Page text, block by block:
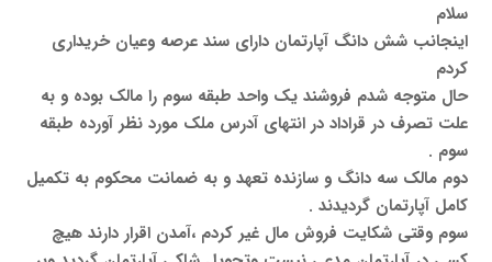
سلام
اینجانب شش دانگ آپارتمان دارای سند عرصه وعیان خریداری
کردم
حال متوجه شدم فروشند یک واحد طبقه سوم را مالک بوده و به
علت تصرف در قراداد در انتهای آدرس ملک مورد نظر آورده طبقه
سوم .
دوم مالک سه دانگ و سازنده تعهد و به ضمانت محکوم به تکمیل
کامل آپارتمان گردیدند .
سوم وقتی شکایت فروش مال غیر کردم ‌،آمدن اقرار دارند هیچ